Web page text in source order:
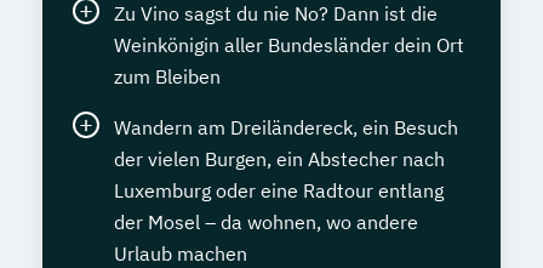
Zu Vino sagst du nie No? Dann ist die
Weinkönigin aller Bundesländer dein Ort
zum Bleiben
Wandern am Dreiländereck, ein Besuch
der vielen Burgen, ein Abstecher nach
Luxemburg oder eine Radtour entlang
der Mosel – da wohnen, wo andere
Urlaub machen